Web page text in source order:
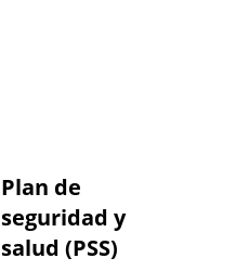
Plan de
seguridad y
salud (PSS)